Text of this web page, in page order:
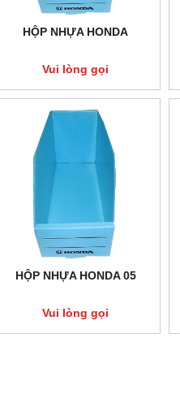
THÙNG CARTON NHỰA 06
Vui lòng gọi
HỘP NHỰA HONDA
Vui lòng gọi
HỘP NHỰA HONDA 05
Vui lòng gọi